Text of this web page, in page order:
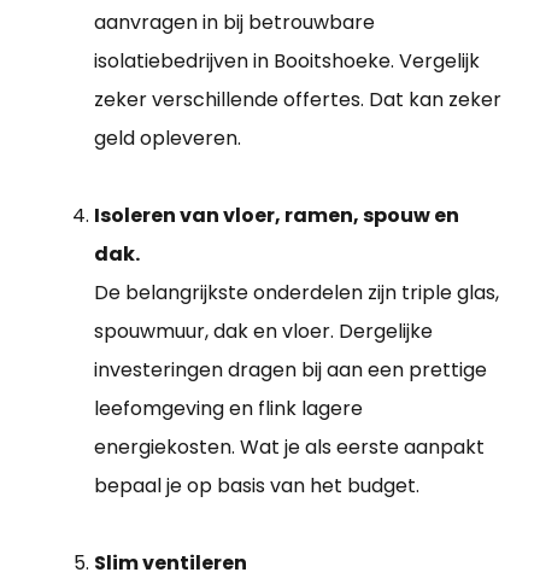
aanvragen in bij betrouwbare
isolatiebedrijven in Booitshoeke. Vergelijk
zeker verschillende offertes. Dat kan zeker
geld opleveren.
Isoleren van vloer, ramen, spouw en
dak.
De belangrijkste onderdelen zijn triple glas,
spouwmuur, dak en vloer. Dergelijke
investeringen dragen bij aan een prettige
leefomgeving en flink lagere
energiekosten. Wat je als eerste aanpakt
bepaal je op basis van het budget.
Slim ventileren